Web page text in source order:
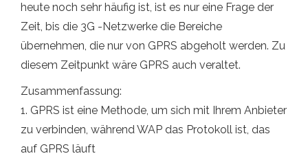
heute noch sehr häufig ist, ist es nur eine Frage der
Zeit, bis die 3G -Netzwerke die Bereiche
übernehmen, die nur von GPRS abgeholt werden. Zu
diesem Zeitpunkt wäre GPRS auch veraltet.
Zusammenfassung:
1. GPRS ist eine Methode, um sich mit Ihrem Anbieter
zu verbinden, während WAP das Protokoll ist, das
auf GPRS läuft